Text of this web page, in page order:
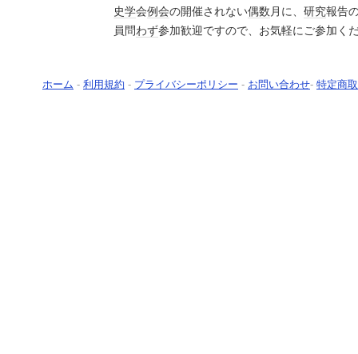
史学会例会の開催されない偶数月に、 研究報告
員問わず参加歓迎ですので、お気軽にご参加く
ホーム - 利用規約 - プライバシーポリシー - お問い合わせ- 特定商